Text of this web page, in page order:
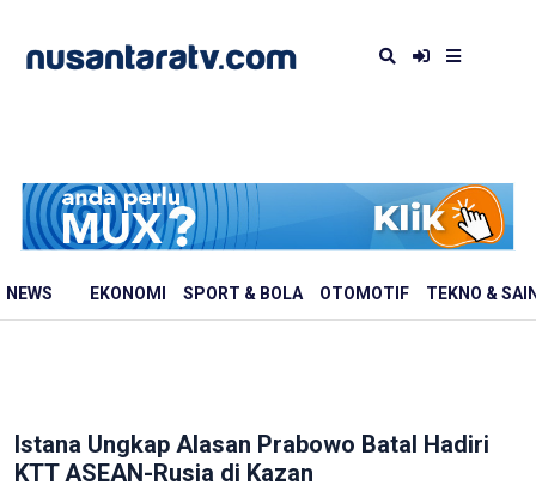
NEWS EKONOMI SPORT & BOLA OTOMOTIF TEKNO &
Istana Ungkap Alasan Prabowo Batal Hadiri
KTT ASEAN-Rusia di Kazan